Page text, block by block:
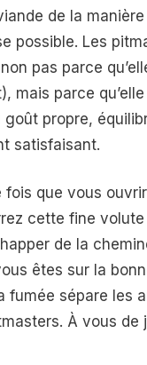
de la
possible. Les
pas parce
mais parce
goût propre,
satisfaisant.
fois que vous
cette fine volute
de la
êtes sur la
fumée sépare les
À vous de